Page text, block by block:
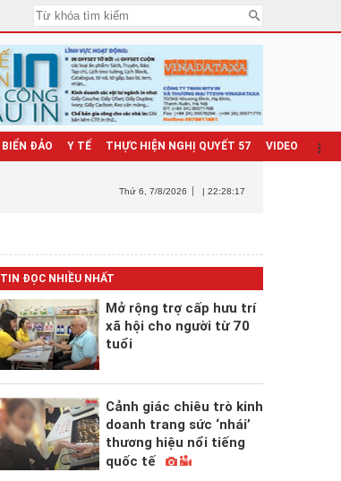
BIỂN ĐẢO Y TẾ THỰC HIỆN NGHỊ QUYẾT 57 VIDEO
Thứ 6 , 7/8/2026 | 22:28:19
TIN ĐỌC NHIỀU NHẤT
Mở rộng trợ cấp hưu trí
xã hội cho người từ 70
tuổi
Cảnh giác chiêu trò kinh
doanh trang sức ‘nhái’
thương hiệu nổi tiếng
quốc tế